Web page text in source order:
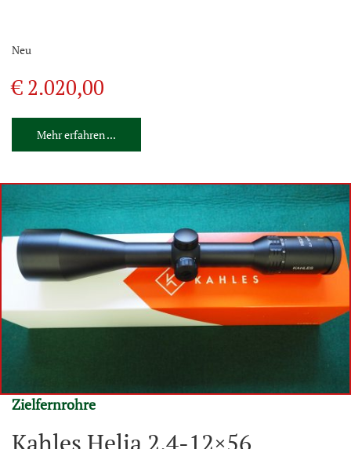
Neu
€ 2.020,00
Mehr erfahren ...
Zielfernrohre